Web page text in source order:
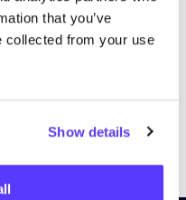
that you’ve
collected from your use
Show detailsPreviousNext